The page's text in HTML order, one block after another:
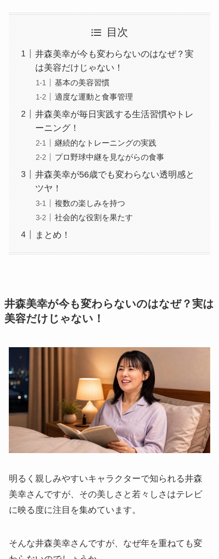
目次
井森美幸が今も変わらないのはなぜ？実
は美容だけじゃない！
基本の美容習慣
適度な運動と食事管理
井森美幸が毎日実践する生活習慣やトレ
ーニング！
継続的なトレーニングの実践
プロ野球中継を見ながらの食事
井森美幸が56歳でも変わらない透明感と
ツヤ！
複数の楽しみを持つ
社会的な役割を果たす
まとめ！
井森美幸が今も変わらないのはなぜ？実は
美容だけじゃない！
明るく親しみやすいキャラクターで知られる井森
美幸さんですが、その美しさと若々しさはテレビ
に映る度に注目を集めています。
そんな井森美幸さんですが、なぜ年を重ねても変